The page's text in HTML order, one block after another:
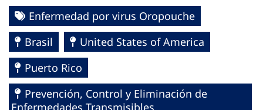
Enfermedad por virus Oropouche
Brasil
United States of America
Puerto Rico
Prevención, Control y Eliminación de